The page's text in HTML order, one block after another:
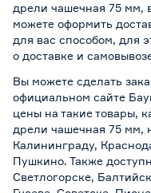
дрели чашечная 75 мм,
можете оформить
для вас способом, для
о доставке и
Вы можете сделать
официальном сайте
цены на такие товары,
дрели чашечная 75 мм,
Калининграду,
Пушкино. Также
Светлогорске,